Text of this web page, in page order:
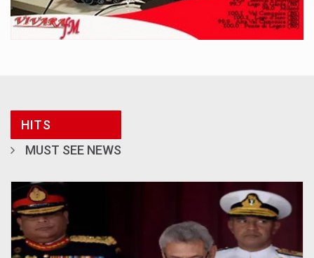
HITS
MUST SEE NEWS